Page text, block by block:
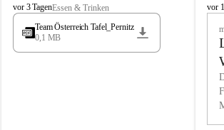
vielfältige Angebot unserer Kulturvereine.
Überzeugen Sie sich selbst, dass Sie in
in den Beherbergungsbetrieben,
Wir kennen Miesenbach als lebens- und
Tradition und Innovation werden ebenso
M
i
s
vor 3 TagenEssen & Trinken
Team Österreich Tafel_Pernitz
0,1 MB
M
h
vor